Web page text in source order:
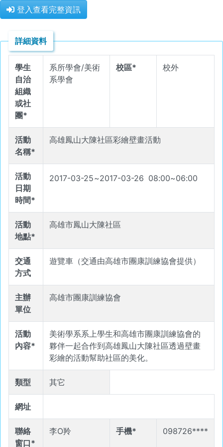
登入查看完整資訊
詳細資料
學生
自治
組織
或社
團*
系所學會/美術
系學會
校區* 校外
活動
名稱*
高雄鳳山大陳社區彩繪壁畫活動
活動
日期
時間*
2017-03-25~2017-03-26 08:00~06:00
活動
地點*
高雄市鳳山大陳社區
交通
方式
遊覽車（交通由高雄市團康訓練協會提供）
主辦
單位
高雄市團康訓練協會
活動
內容*
美術學系系上學生和高雄市團康訓練協會的
夥伴一起合作到高雄鳳山大陳社區透過壁畫
彩繪的活動幫助社區的美化。
類型 其它
網址
聯絡
窗口*
李O羚 手機* 098726****